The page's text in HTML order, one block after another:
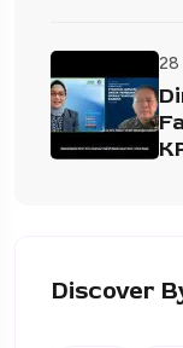
28
Discover